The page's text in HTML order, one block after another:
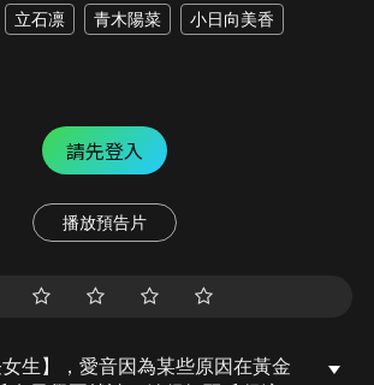
立石凛 青木陽菜
小日向美香
請先登入
播放預告片
生】，愛音因為某些原因在黃金